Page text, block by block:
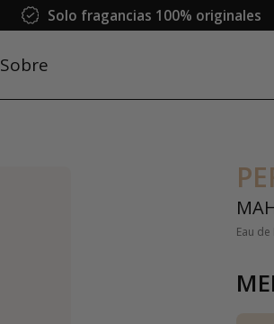
Solo fragancias 100% originales
Sobre
Eau